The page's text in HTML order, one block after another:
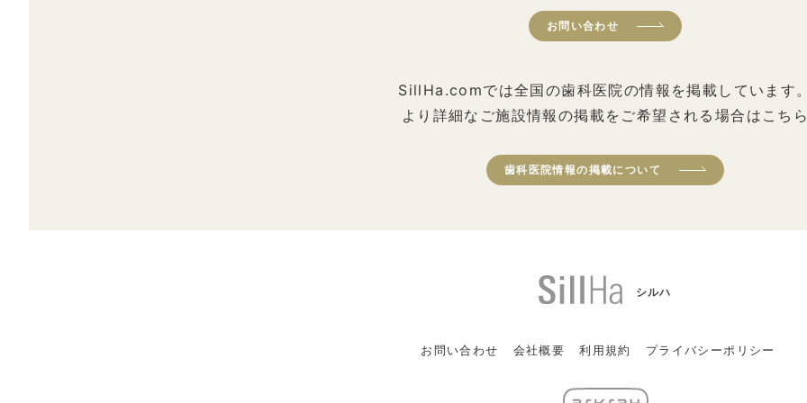
お問い合わせ
SillHa.comでは全国の歯科医院の情報を掲載しています
より詳細なご施設情報の掲載をご希望される場合はこち
歯科医院情報の掲載について
シルハ
お問い合わせ 会社概要 利用規約 プライバシーポリシー